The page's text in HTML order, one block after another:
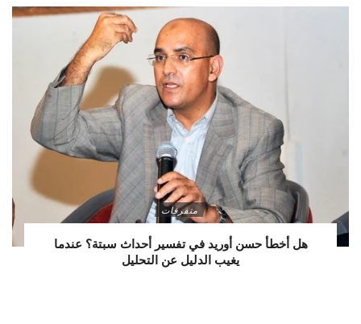
متفرقات
هل أخطأ حسن أوريد في تفسير أحداث سبتة؟ عندما
يغيب الدليل عن التحليل